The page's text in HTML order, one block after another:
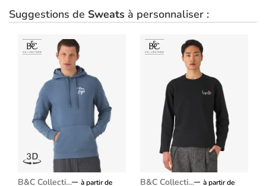
Suggestions de Sweats à personnaliser :
B&C Collection
à partir de
B&C Collection
à partir de